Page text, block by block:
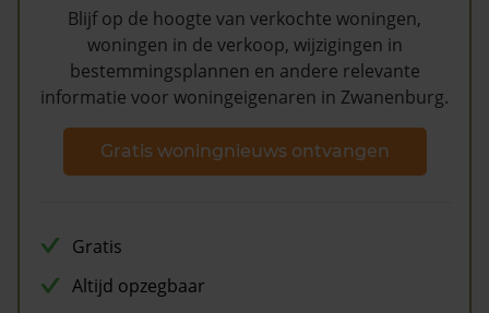
Blijf op de hoogte van verkochte woningen,
woningen in de verkoop, wijzigingen in
bestemmingsplannen en andere relevante
informatie voor woningeigenaren in Zwanenburg.
Gratis woningnieuws ontvangen
Gratis
Altijd opzegbaar